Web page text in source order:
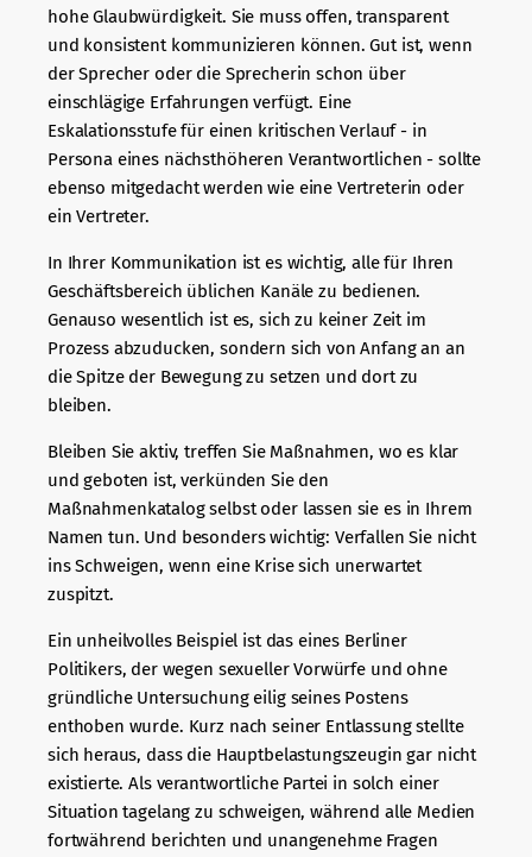
hohe Glaubwürdigkeit. Sie muss offen, transparent
und konsistent kommunizieren können. Gut ist, wenn
der Sprecher oder die Sprecherin schon über
einschlägige Erfahrungen verfügt. Eine
Eskalationsstufe für einen kritischen Verlauf - in
Persona eines nächsthöheren Verantwortlichen - sollte
ebenso mitgedacht werden wie eine Vertreterin oder
ein Vertreter.
In Ihrer Kommunikation ist es wichtig, alle für Ihren
Geschäftsbereich üblichen Kanäle zu bedienen.
Genauso wesentlich ist es, sich zu keiner Zeit im
Prozess abzuducken, sondern sich von Anfang an an
die Spitze der Bewegung zu setzen und dort zu
bleiben.
Bleiben Sie aktiv, treffen Sie Maßnahmen, wo es klar
und geboten ist, verkünden Sie den
Maßnahmenkatalog selbst oder lassen sie es in Ihrem
Namen tun. Und besonders wichtig: Verfallen Sie nicht
ins Schweigen, wenn eine Krise sich unerwartet
zuspitzt.
Ein unheilvolles Beispiel ist das eines Berliner
Politikers, der wegen sexueller Vorwürfe und ohne
gründliche Untersuchung eilig seines Postens
enthoben wurde. Kurz nach seiner Entlassung stellte
sich heraus, dass die Hauptbelastungszeugin gar nicht
existierte. Als verantwortliche Partei in solch einer
Situation tagelang zu schweigen, während alle Medien
fortwährend berichten und unangenehme Fragen